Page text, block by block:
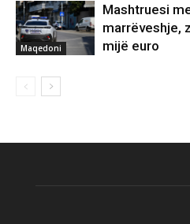
Maqedoni
Mashtruesi
marrëveshje,
mijë euro